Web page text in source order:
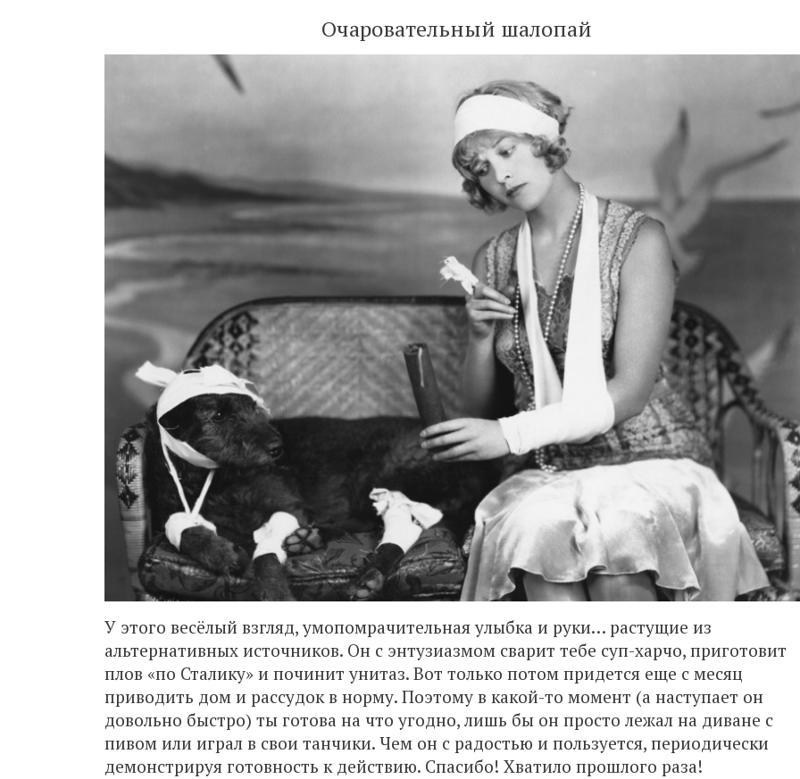
Очаровательный шалопай
У этого весёлый взгляд, умопомрачительная улыбка и руки… растущие из
альтернативных источников. Он с энтузиазмом сварит тебе суп-харчо, приготовит
плов «по Сталику» и починит унитаз. Вот только потом придется еще с месяц
приводить дом и рассудок в норму. Поэтому в какой-то момент (а наступает он
довольно быстро) ты готова на что угодно, лишь бы он просто лежал на диване с
пивом или играл в свои танчики. Чем он с радостью и пользуется, периодически
демонстрируя готовность к действию. Спасибо! Хватило прошлого раза!